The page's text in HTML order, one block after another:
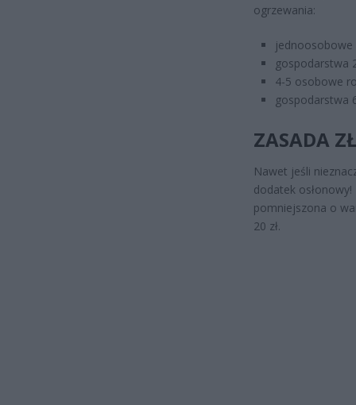
ogrzewania:
gospodarstwa
4-5 osobowe
gospodarstwa
ZASADA
Nawet jeśli
dodatek
pomniejszona o
20 zł.